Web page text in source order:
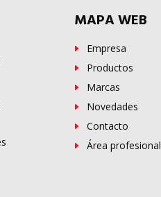
MAPA WEB
Empresa
Productos
Marcas
Novedades
Contacto
Área profesional